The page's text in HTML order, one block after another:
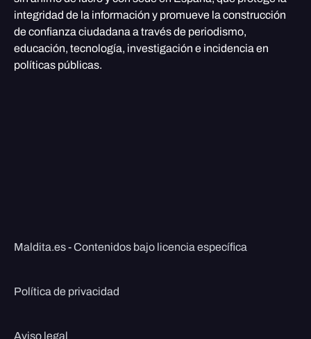
integridad de la información y promueve la construcción
de confianza ciudadana a través de periodismo,
educación, tecnología, investigación e incidencia en
políticas públicas.
Maldita.es - Contenidos bajo licencia específica
Política de privacidad
Aviso legal